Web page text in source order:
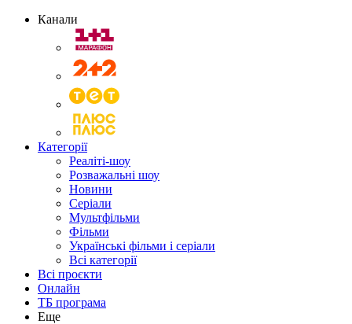
Канали
Категорії
Реаліті-шоу
Розважальні шоу
Новини
Серіали
Мультфільми
Фільми
Українські фільми і серіали
Всі категорії
Всі проєкти
Онлайн
ТБ програма
Еще